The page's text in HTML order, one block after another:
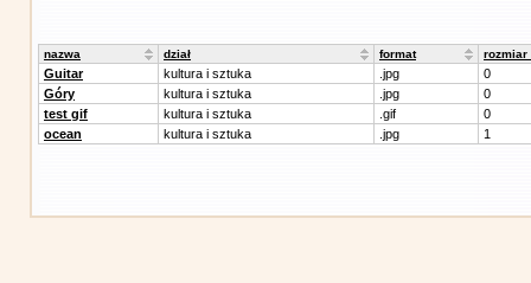
nazwa dział format rozmiar
Guitar kultura i sztuka .jpg
0
Góry
kultura i sztuka .jpg
0
test gif
kultura i sztuka .gif
0
ocean
kultura i sztuka .jpg 1